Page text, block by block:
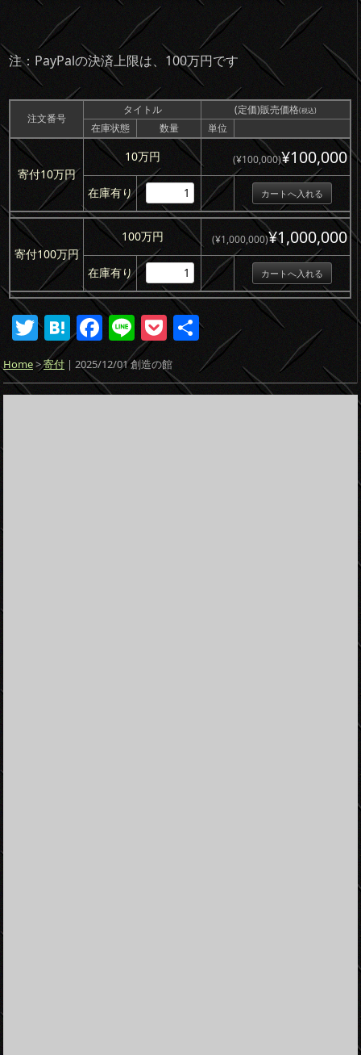
注：PayPalの決済上限は、100万円です
注文番号
タイトル (定価)販売価格(税込)
在庫状態 数量 単位
寄付10万円
10万円 (¥100,000)¥100,000
在庫有り
寄付100万円
100万円 (¥1,000,000)¥1,000,000
在庫有り
T
w
itt
er
H
at
e
n
F
a
c
e
Li
n
e
P
o
ck
et
共
有
Home>寄付 | 2025/12/01創造の館